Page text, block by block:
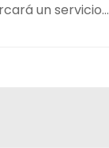
un servicio…